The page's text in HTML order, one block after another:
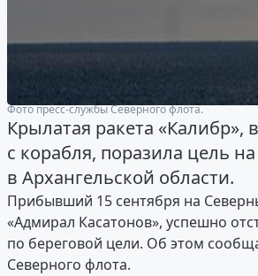
Фото пресс-службы Северного флота.
Крылатая ракета «Калибр»,
с корабля, поразила цель
в Архангельской области.
Прибывший 15 сентября на
«Адмирал Касатонов», успешно
по береговой цели. Об этом
Северного флота.